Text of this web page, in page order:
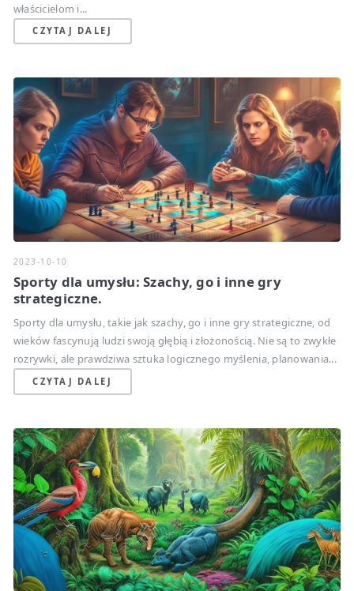
właścicielom i...
CZYTAJ DALEJ
2023-10-10
Sporty dla umysłu: Szachy, go i inne gry
strategiczne.
Sporty dla umysłu, takie jak szachy, go i inne gry strategiczne, od
wieków fascynują ludzi swoją głębią i złożonością. Nie są to zwykłe
rozrywki, ale prawdziwa sztuka logicznego myślenia, planowania...
CZYTAJ DALEJ